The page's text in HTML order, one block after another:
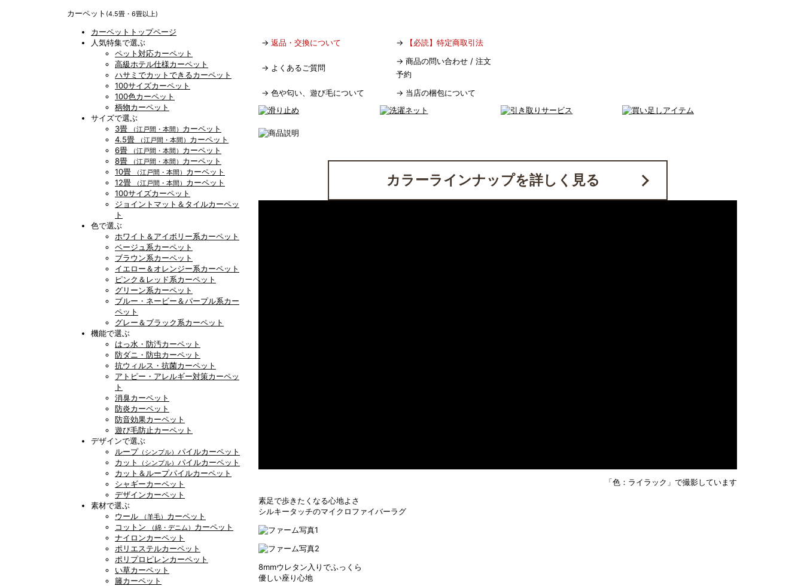
カーペット (4.5畳・6畳以上)
カーペットトップページ
人気特集で選ぶ
ペット対応カーペット
高級ホテル仕様カーペット
ハサミでカットできるカーペット
100サイズカーペット
100色カーペット
柄物カーペット
サイズで選ぶ
3畳
（江戸間・本間） カーペット
4.5畳
（江戸間・本間） カーペット
6畳
（江戸間・本間） カーペット
8畳
（江戸間・本間） カーペット
10畳
（江戸間・本間） カーペット
12畳
（江戸間・本間） カーペット
100サイズカーペット
ジョイントマット＆タイルカーペッ
ト
色で選ぶ
ホワイト＆アイボリー系カーペット
ベージュ系カーペット
ブラウン系カーペット
イエロー＆オレンジー系カーペット
ピンク＆レッド系カーペット
グリーン系カーペット
ブルー・ネービー＆パープル系カー
ペット
グレー＆ブラック系カーペット
機能で選ぶ
はっ水・防汚カーペット
防ダニ・防虫カーペット
抗ウィルス・抗菌カーペット
アトピー・アレルギー対策カーペッ
ト
消臭カーペット
防炎カーペット
防音効果カーペット
遊び毛防止カーペット
デザインで選ぶ
ループ （シンプル） パイルカーペット
カット
（シンプル） パイルカーペット
カット＆ループパイルカーペット
シャギーカーペット
デザインカーペット
素材で選ぶ
ウール
（羊毛） カーペット
コットン
（綿・デニム） カーペット
ナイロンカーペット
ポリエステルカーペット
ポリプロピレンカーペット
い草カーペット
籐カーペット
→ 返品・交換について → 【必読】特定商取引法
→ よくあるご質問
→ 商品の問い合わせ / 注文
予約
→ 色や匂い、遊び毛について → 当店の梱包について
カラーラインナップを詳しく見る
「色：ライラック」で撮影しています
素足で歩きたくなる心地よさ
シルキータッチのマイクロファイバーラグ
8mmウレタン入りでふっくら
優しい座り心地